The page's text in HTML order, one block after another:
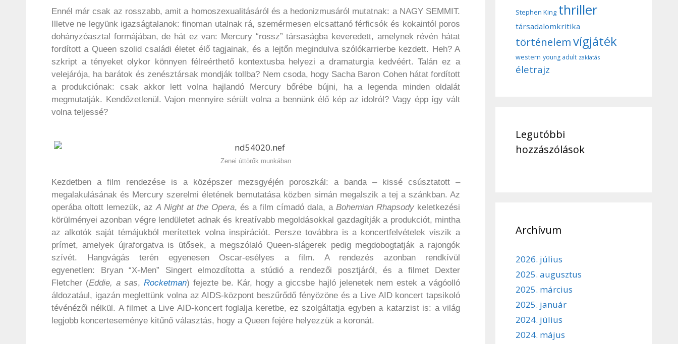
Ennél már csak az rosszabb, amit a homoszexualitásáról és a hedonizmusáról mutatnak: a NAGY SEMMIT.
Illetve ne legyünk igazságtalanok: finoman utalnak rá, szemérmesen elcsattanó férficsók és kokaintól poros
dohányzóasztal formájában, de hát ez van: Mercury “rossz” társaságba keveredett, amelynek révén hátat
fordított a Queen szolid családi életet élő tagjainak, és a lejtőn megindulva szólókarrierbe kezdett. Heh? A
szkript a tényeket olykor könnyen félreérthető kontextusba helyezi a dramaturgia kedvéért. Talán ez a
velejárója, ha barátok és zenésztársak mondják tollba? Nem csoda, hogy Sacha Baron Cohen hátat fordított
a produkciónak: csak akkor lett volna hajlandó Mercury bőrébe bújni, ha a legenda minden oldalát
megmutatják. Kendőzetlenül. Vajon mennyire sérült volna a bennünk élő kép az idolról? Vagy épp így vált
volna teljessé?
Zenei úttörők munkában
Kezdetben a film rendezése is a középszer mezsgyéjén poroszkál: a banda – kissé csúsztatott –
megalakulásának és Mercury szerelmi életének bemutatása közben simán megalszik a tej a szánkban. Az
operába oltott lemezük, azA Night at the Opera, és a film címadó dala, a Bohemian Rhapsody keletkezési
körülményei azonban végre lendületet adnak és kreatívabb megoldásokkal gazdagítják a produkciót, mintha
az alkotók saját témájukból merítettek volna inspirációt. Persze továbbra is a koncertfelvételek viszik a
prímet, amelyek újraforgatva is ütősek, a megszólaló Queen-slágerek pedig megdobogtatják a rajongók
szívét. Hangvágás terén egyenesen Oscar-esélyes a film. A rendezés azonban rendkívül
egyenetlen: Bryan “X-Men” Singert elmozdította a stúdió a rendezői posztjáról, és a filmet Dexter
Fletcher (Eddie, a sas, Rocketman) fejezte be. Kár, hogy a giccsbe hajló jelenetek nem estek a vágóolló
áldozatául, igazán meglettünk volna az AIDS-központ beszűrődő fényözöne és a Live AID koncert tapsikoló
tévénézői nélkül. A filmet a Live AID-koncert foglalja keretbe, ez szolgáltatja egyben a katarzist is: a világ
legjobb koncerteseménye kitűnő választás, hogy a Queen fejére helyezzük a koronát.
Stephen King thriller
társadalomkritika
történelemvígjáték
western young adult zaklatás
életrajz
Legutóbbi
hozzászólások
Archívum
2026. július
2025. augusztus
2025. március
2025. január
2024. július
2024. május